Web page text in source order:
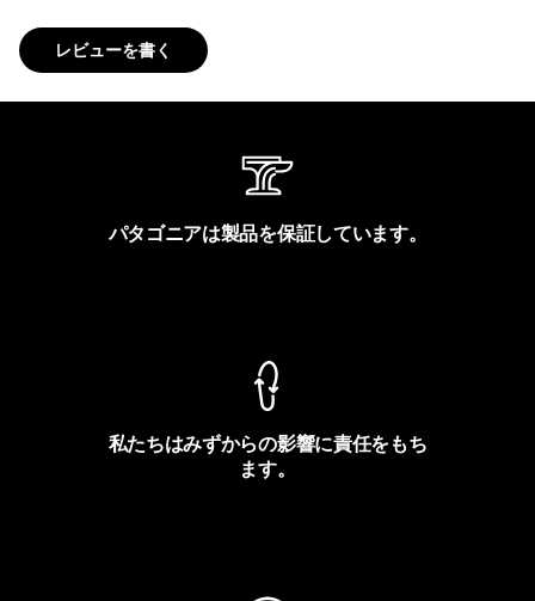
レビューを書く
パタゴニアは製品を保証しています。
私たちはみずからの影響に責任をもち
ます。